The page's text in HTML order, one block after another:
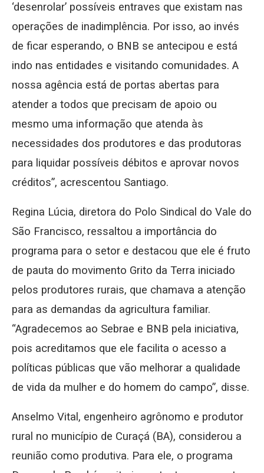
‘desenrolar’ possíveis entraves que existam nas
operações de inadimplência. Por isso, ao invés
de ficar esperando, o BNB se antecipou e está
indo nas entidades e visitando comunidades. A
nossa agência está de portas abertas para
atender a todos que precisam de apoio ou
mesmo uma informação que atenda às
necessidades dos produtores e das produtoras
para liquidar possíveis débitos e aprovar novos
créditos”, acrescentou Santiago.
Regina Lúcia, diretora do Polo Sindical do Vale do
São Francisco, ressaltou a importância do
programa para o setor e destacou que ele é fruto
de pauta do movimento Grito da Terra iniciado
pelos produtores rurais, que chamava a atenção
para as demandas da agricultura familiar.
“Agradecemos ao Sebrae e BNB pela iniciativa,
pois acreditamos que ele facilita o acesso a
políticas públicas que vão melhorar a qualidade
de vida da mulher e do homem do campo”, disse.
Anselmo Vital, engenheiro agrônomo e produtor
rural no município de Curaçá (BA), considerou a
reunião como produtiva. Para ele, o programa